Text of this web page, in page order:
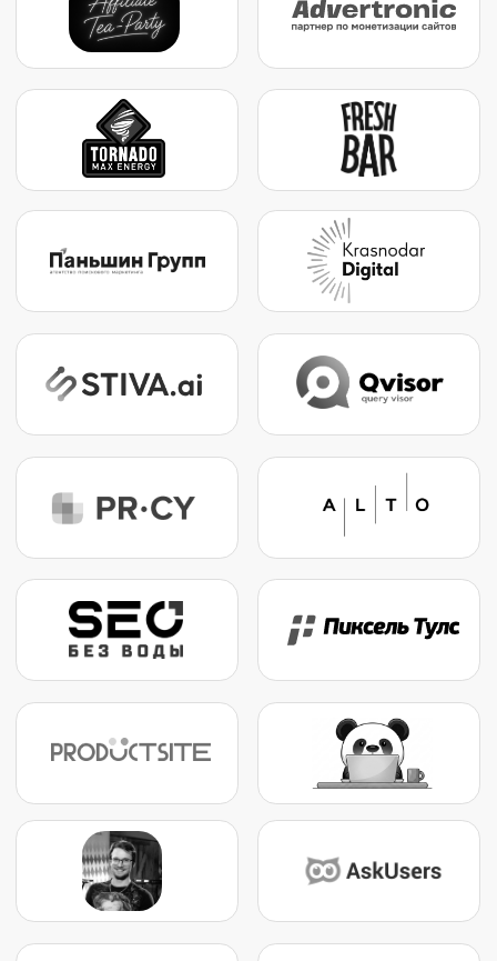
Клуб БДД. Для тех, кто не хочет ждать год до
следующего форума маркетологов, работает закрытое
сообщество с регулярными офлайн-встречами и
бонусами.
Наши участники — гости города, поэтому мы создали клуб
БДД, который дает посетить дополнительные
мероприятия, помимо основной конференции.
Организаторы
Команда агентства интернет-маркетинга
Вступайте в наш Telegram чат, там
публикуется всегда актуальная
информация по конференции,
а также о том, чем можно заняться
в городе до и после конференции,
а еще бонусы всем участникам